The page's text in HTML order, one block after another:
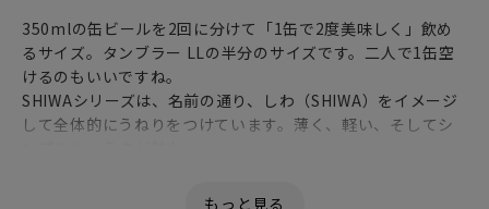
350mlの缶ビールを2回に分けて「1缶で2度美味しく」飲め
るサイズ。タンブラー LLの半分のサイズです。二人で1缶空
けるのもいいですね。
SHIWAシリーズは、名前の通り、しわ（SHIWA）をイメージ
して全体的にうねりをつけています。薄く、軽い、そしてシ
※SHIWA シリーズは、製法上、形状及び、容量に大きく個体